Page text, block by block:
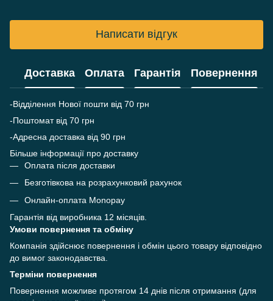
Написати відгук
Доставка Оплата Гарантія Повернення
-Відділення Нової пошти від 70 грн
-Поштомат від 70 грн
-Адресна доставка від 90 грн
Більше інформації про доставку
Оплата після доставки
Безготівкова на розрахунковий рахунок
Онлайн-оплата Monopay
Гарантія від виробника 12 місяців.
Умови повернення та обміну
Компанія здійснює повернення і обмін цього товару відповідно
до вимог законодавства.
Терміни повернення
Повернення можливе протягом 14 днів після отримання (для